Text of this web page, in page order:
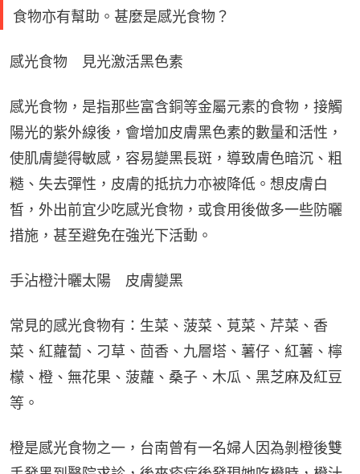
食物亦有幫助。甚麼是感光食物？
感光食物　見光激活黑色素
感光食物，是指那些富含銅等金屬元素的食物，接觸
陽光的紫外線後，會增加皮膚黑色素的數量和活性，
使肌膚變得敏感，容易變黑長斑，導致膚色暗沉、粗
糙、失去彈性，皮膚的抵抗力亦被降低。想皮膚白
皙，外出前宜少吃感光食物，或食用後做多一些防曬
措施，甚至避免在強光下活動。
手沾橙汁曬太陽　皮膚變黑
常見的感光食物有：生菜、菠菜、莧菜、芹菜、香
菜、紅蘿蔔、刁草、茴香、九層塔、薯仔、紅薯、檸
檬、橙、無花果、菠蘿、桑子、木瓜、黑芝麻及紅豆
等。
橙是感光食物之一，台南曾有一名婦人因為剝橙後雙